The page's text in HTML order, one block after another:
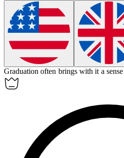
Graduation often brings with it a